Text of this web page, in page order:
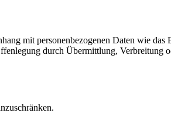
mit personenbezogenen Daten wie das
durch Übermittlung, Verbreitung